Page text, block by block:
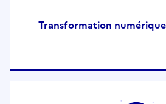
Transformation